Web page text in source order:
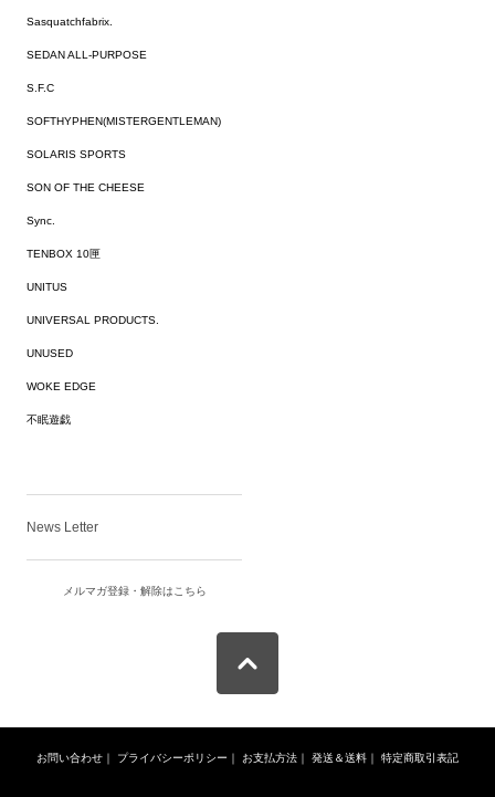
Sasquatchfabrix.
SEDAN ALL-PURPOSE
S.F.C
SOFTHYPHEN(MISTERGENTLEMAN)
SOLARIS SPORTS
SON OF THE CHEESE
Sync.
TENBOX 10匣
UNITUS
UNIVERSAL PRODUCTS.
UNUSED
WOKE EDGE
不眠遊戯
News Letter
メルマガ登録・解除はこちら
お問い合わせ プライバシーポリシー お支払方法 発送＆送料 特定商取引表記